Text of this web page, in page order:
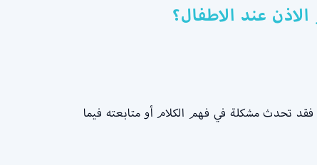
عند الاطفال؟
تحدث مشكلة في فهم الكلام أو متابعته فيما